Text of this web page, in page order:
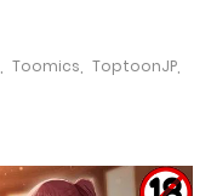
Toomics ToptoonJP